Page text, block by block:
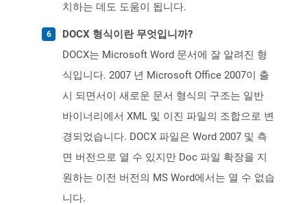
치하는 데도 도움이 됩니다.
DOCX 형식이란 무엇입니까?
DOCX는 Microsoft Word 문서에 잘 알려진 형
식입니다. 2007 년 Microsoft Office 2007이 출
시 되면서이 새로운 문서 형식의 구조는 일반
바이너리에서 XML 및 이진 파일의 조합으로 변
경되었습니다. DOCX 파일은 Word 2007 및 측
면 버전으로 열 수 있지만 Doc 파일 확장을 지
원하는 이전 버전의 MS Word에서는 열 수 없습
니다.